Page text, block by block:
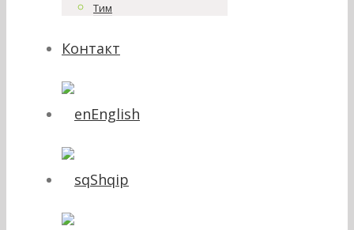
Тим
Контакт
English
Shqip